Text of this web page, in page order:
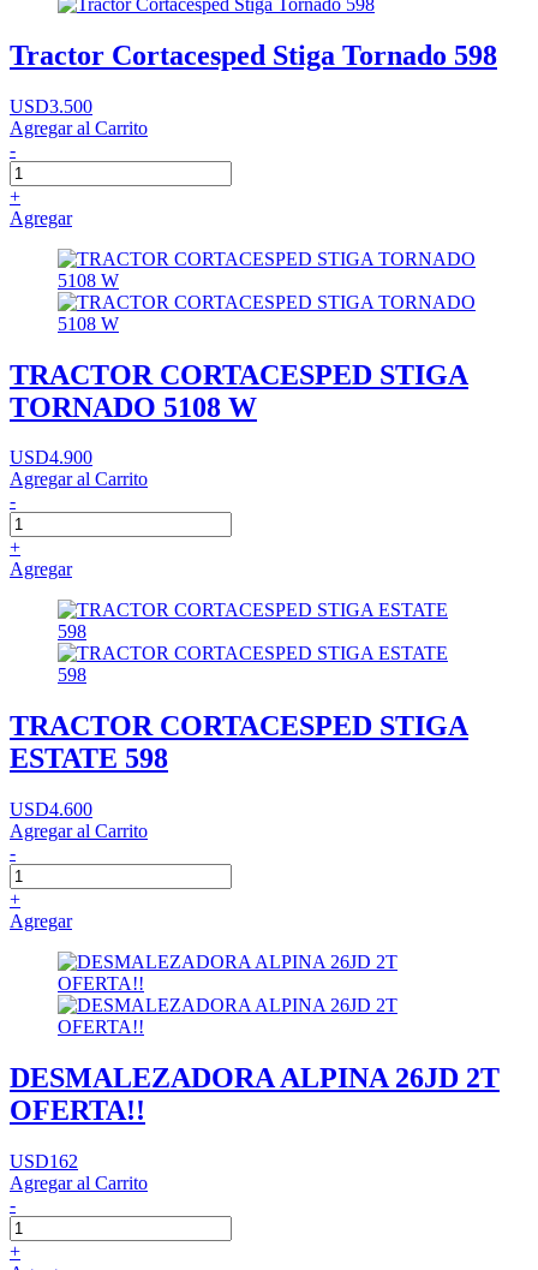
Tractor Cortacesped Stiga Tornado 598
USD3.500
Agregar al Carrito
-
+
Agregar
TRACTOR CORTACESPED STIGA
TORNADO 5108 W
USD4.900
Agregar al Carrito
-
+
Agregar
TRACTOR CORTACESPED STIGA
ESTATE 598
USD4.600
Agregar al Carrito
-
+
Agregar
DESMALEZADORA ALPINA 26JD 2T
OFERTA!!
USD162
Agregar al Carrito
-
+